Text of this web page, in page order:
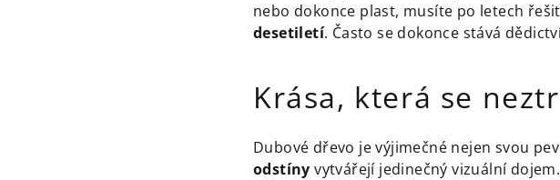
nebo dokonce plast, musíte po letech
desetiletí. Často se dokonce stává
Krása, která se
Dubové dřevo je výjimečné nejen svou
odstínyvytvářejí jedinečný vizuální